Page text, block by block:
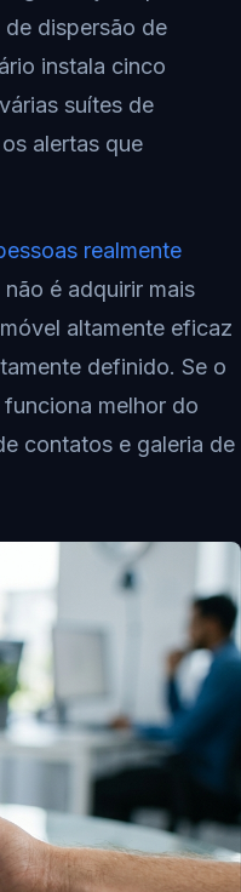
dispersão de
instala cinco
suítes de
alertas que
realmente
é adquirir mais
altamente eficaz
definido. Se o
melhor do
contatos e galeria de